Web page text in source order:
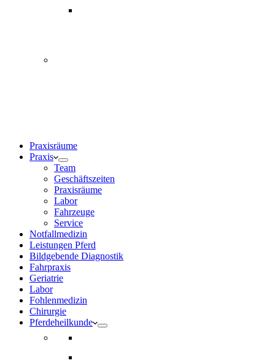
Praxisräume
Praxis
Team
Geschäftszeiten
Praxisräume
Labor
Fahrzeuge
Service
Notfallmedizin
Leistungen Pferd
Bildgebende Diagnostik
Fahrpraxis
Geriatrie
Labor
Fohlenmedizin
Chirurgie
Pferdeheilkunde